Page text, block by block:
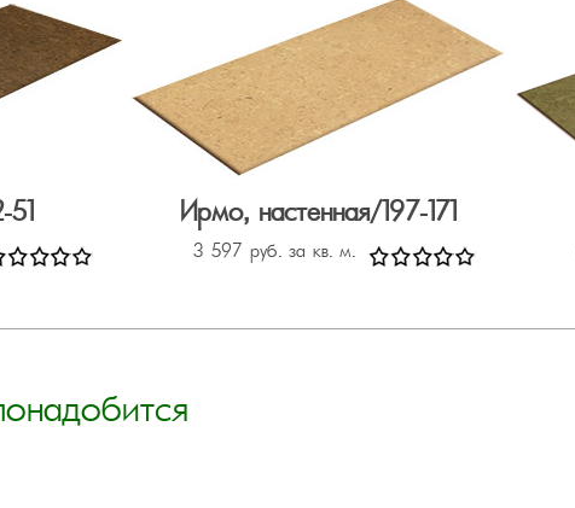
51 Ирмо, настенная/197-171
3 597 руб. за кв. м.